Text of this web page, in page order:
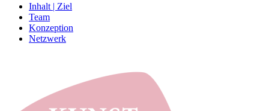
Inhalt | Ziel
Team
Konzeption
Netzwerk